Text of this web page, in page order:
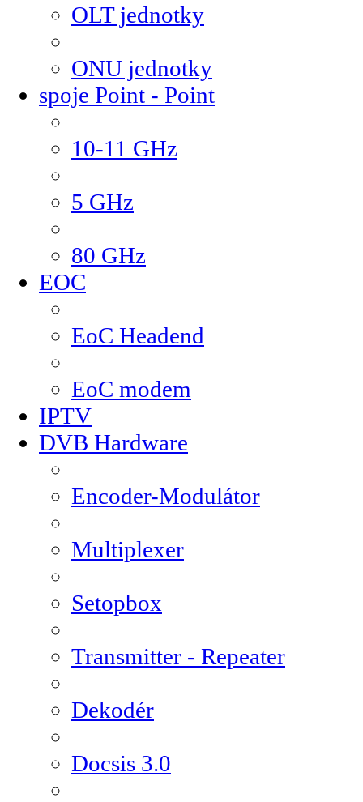
OLT jednotky
ONU jednotky
spoje Point - Point
10-11 GHz
5 GHz
80 GHz
EOC
EoC Headend
EoC modem
IPTV
DVB Hardware
Encoder-Modulátor
Multiplexer
Setopbox
Transmitter - Repeater
Dekodér
Docsis 3.0